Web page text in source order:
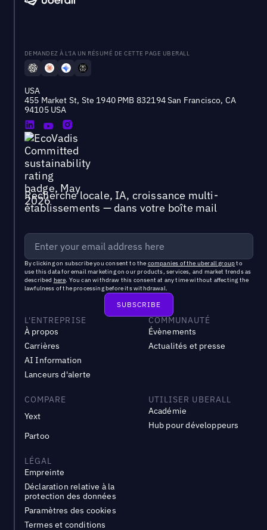
DEMANDEZ À L'IA UN RÉSUMÉ DE CETTE PAGE UBERALL
USA
455 Market St, Ste 1940 PMB 832194 San Francisco, CA
94105 USA
Recherche locale, IA, croissance multi-
établissements — dans votre boîte mail
By clicking on subscribe you consent to the companies of the uberall groupto
use this data for email marketing on our products, services, and market trends as
described here. You can withdraw this consent at any time without affecting the
lawfulness of the processing before its withdrawal.
L'ENTREPRISE
À propos
Carrières
AI Information
Lanceurs d'alerte
COMMUNAUTÉ
Évènements
Actualités et presse
COMPARE
Yext
Partoo
UTILISER UBERALL
Académie
Hub pour développeurs
LÉGAL
Empreinte
Déclaration relative à la
protection des données
Paramètres des cookies
Termes et conditions